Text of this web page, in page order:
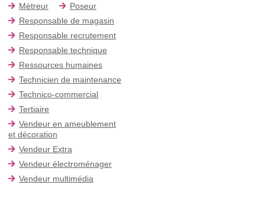
Métreur
Poseur
Responsable de magasin
Responsable recrutement
Responsable technique
Ressources humaines
Technicien de maintenance
Technico-commercial
Tertiaire
Vendeur en ameublement
et décoration
Vendeur Extra
Vendeur électroménager
Vendeur multimédia